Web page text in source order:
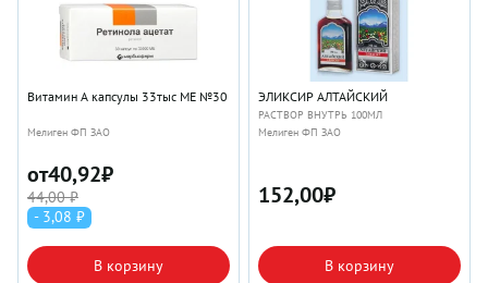
Витамин А капсулы 33тыс МЕ №30
Мелиген ФП ЗАО
от40,92₽
44,00 ₽
- 3,08 ₽
В корзину
ЭЛИКСИР АЛТАЙСКИЙ
РАСТВОР ВНУТРЬ 100МЛ
Мелиген ФП ЗАО
152,00₽
В корзину